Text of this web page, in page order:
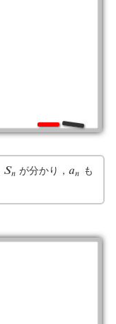
𝑆𝑛
Sn が分かり，𝑎𝑛
an も